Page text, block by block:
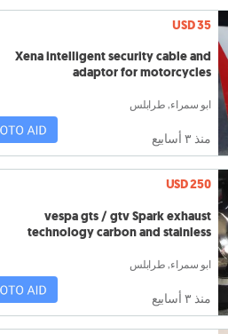
USD 35
Xena intelligent security cable and
adaptor for motorcycles
ابو سمراء, طرابلس
منذ ٣ أسابيع
USD 250
vespa gts / gtv Spark exhaust
technology carbon and stainless
ابو سمراء, طرابلس
منذ ٣ أسابيع